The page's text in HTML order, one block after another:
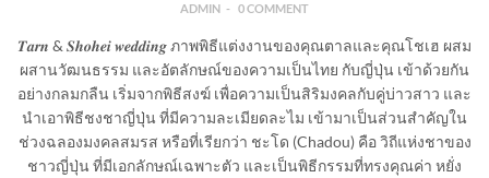
ADMIN 0 COMMENT
𝑻𝒂𝒓𝒏 & 𝑺𝒉𝒐𝒉𝒆𝒊 𝒘𝒆𝒅𝒅𝒊𝒏𝒈 ภาพพิธีแต่งงานของคุณตาลและคุณโชเฮ ผสม
ผสานวัฒนธรรม และอัตลักษณ์ของความเป็นไทย กับญี่ปุ่น เข้าด้วยกัน
อย่างกลมกลืน เริ่มจากพิธีสงฆ์ เพื่อความเป็นสิริมงคลกับคู่บ่าวสาว และ
นำเอาพิธีชงชาญี่ปุ่น ที่มีความละเมียดละไม เข้ามาเป็นส่วนสำคัญใน
ช่วงฉลองมงคลสมรส หรือที่เรียกว่า ชะโด (Chadou) คือ วิถีแห่งชาของ
ชาวญี่ปุ่น ที่มีเอกลักษณ์เฉพาะตัว และเป็นพิธีกรรมที่ทรงคุณค่า หยั่ง